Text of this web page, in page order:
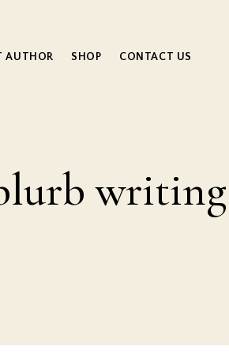
AUTHOR SHOP CONTACT US
writing